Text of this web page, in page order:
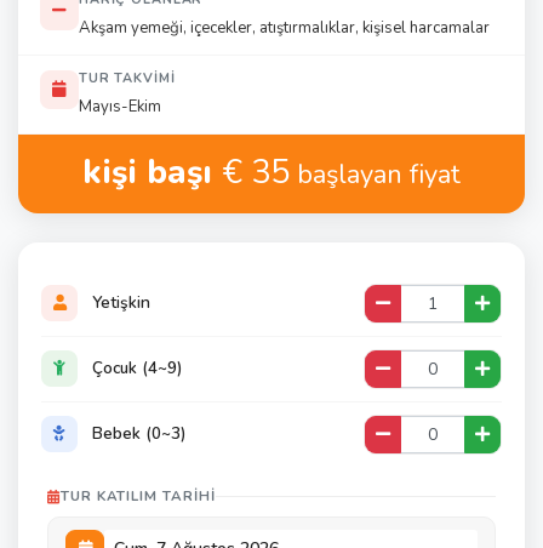
Akşam yemeği, içecekler, atıştırmalıklar, kişisel harcamalar
TUR TAKVIMI
Mayıs-Ekim
kişi başı € 35 başlayan fiyat
Yetişkin
Çocuk (4~9)
Bebek (0~3)
TUR KATILIM TARIHI